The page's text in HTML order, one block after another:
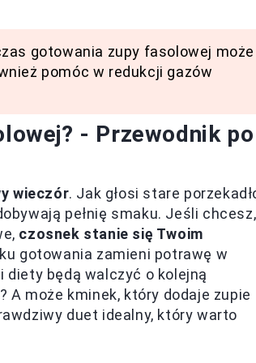
gotowania zupy fasolowej może
pomóc w redukcji gazów
- Przewodnik po
wieczór. Jak głosi stare
pełnię smaku. Jeśli chcesz,
czosnek stanie się Twoim
gotowania zamieni potrawę w
będą walczyć o kolejną
A może kminek, który dodaje zupie
duet idealny, który warto